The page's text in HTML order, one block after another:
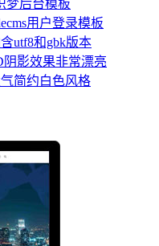
梦后台模板
用户登录模板
utf8和gbk版本
阴影效果非常漂亮
简约白色风格